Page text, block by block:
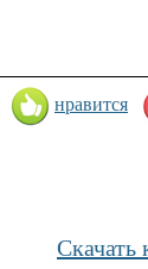
нравится
Скачать